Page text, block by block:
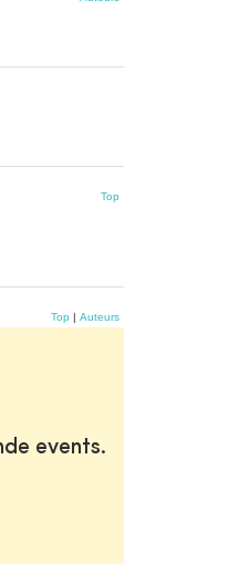
Top
Top | Auteurs
events.